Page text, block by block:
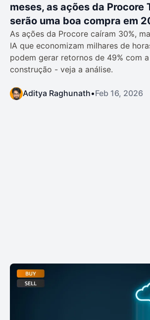
meses, as ações da Procore
serão uma boa compra em
As ações da Procore caíram 30%,
IA que economizam milhares de
podem gerar retornos de 49% com
construção - veja a análise.
Aditya Raghunath•Feb 16, 2026